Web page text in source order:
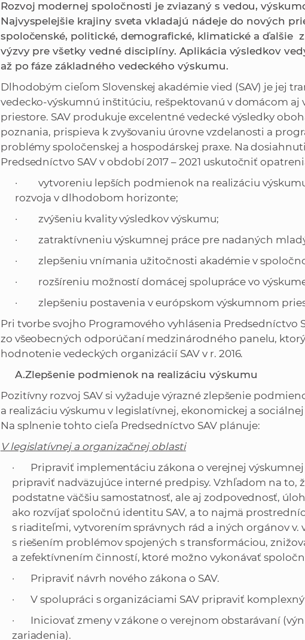
n
k
a
c
h
Rozvoj modernej spoločnosti je zviazaný s vedou,
Najvyspelejšie krajiny sveta vkladajú nádeje do nových
spoločenské, politické, demografické, klimatické a ďalšie
výzvy pre všetky vedné disciplíny. Aplikácia výsledkov
až po fáze základného vedeckého výskumu.
Dlhodobým cieľom Slovenskej akadémie vied (SAV) je jej
vedecko-výskumnú inštitúciu, rešpektovanú v domácom aj
priestore. SAV produkuje excelentné vedecké výsledky
poznania, prispieva k zvyšovaniu úrovne vzdelanosti a
problémy spoločenskej a hospodárskej praxe. Na
Predsedníctvo SAV v období 2017 – 2021 uskutočniť
· vytvoreniu lepších podmienok na realizáciu
rozvoja v dlhodobom horizonte;
· zvýšeniu kvality výsledkov výskumu;
· zatraktívneniu výskumnej práce pre nadaných
· zlepšeniu vnímania užitočnosti akadémie v
· rozšíreniu možností domácej spolupráce vo
· zlepšeniu postavenia v európskom výskumnom
Pri tvorbe svojho Programového vyhlásenia Predsedníctvo
zo všeobecných odporúčaní medzinárodného panelu,
hodnotenie vedeckých organizácií SAV v r. 2016.
A.Zlepšenie podmienok na realizáciu výskumu
Pozitívny rozvoj SAV si vyžaduje výrazné zlepšenie
a realizáciu výskumu v legislatívnej, ekonomickej a
Na splnenie tohto cieľa Predsedníctvo SAV plánuje:
V legislatívnej a organizačnej oblasti
· Pripraviť implementáciu zákona o verejnej výskumnej
pripraviť nadväzujúce interné predpisy. Vzhľadom na to,
podstatne väčšiu samostatnosť, ale aj zodpovednosť,
ako rozvíjať spoločnú identitu SAV, a to najmä
s riaditeľmi, vytvorením správnych rád a iných orgánov
s riešením problémov spojených s transformáciou,
a zefektívnením činností, ktoré možno vykonávať
· Pripraviť návrh nového zákona o SAV.
· V spolupráci s organizáciami SAV pripraviť komplexný
· Iniciovať zmeny v zákone o verejnom obstarávaní
zariadenia).